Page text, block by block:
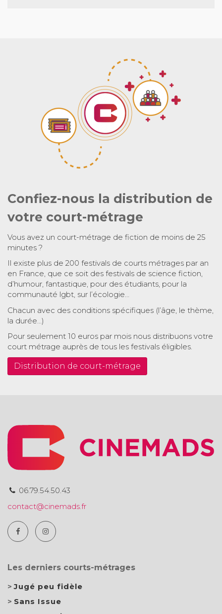
Confiez-nous la distribution de
votre court-métrage
Vous avez un court-métrage de fiction de moins de 25
minutes ?
Il existe plus de 200 festivals de courts métrages par an
en France, que ce soit des festivals de science fiction,
d’humour, fantastique, pour des étudiants, pour la
communauté lgbt, sur l’écologie…
Chacun avec des conditions spécifiques (l’âge, le thème,
la durée…)
Pour seulement 10 euros par mois nous distribuons votre
court métrage auprès de tous les festivals éligibles.
Distribution de court-métrage
06.79.54.50.43
contact@cinemads.fr
Les derniers courts-métrages
Jugé peu fidèle
Sans Issue